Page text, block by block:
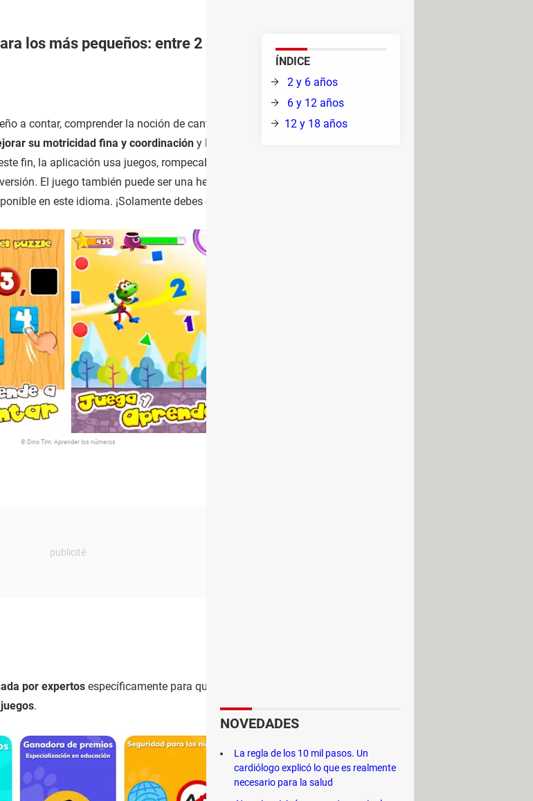
ÍNDICE
2 y 6 años
6 y 12 años
12 y 18 años
los más pequeños: entre 2 y 6
a contar, comprender la noción de cantidad,
su motricidad fina y coordinación y le sirve
fin, la aplicación usa juegos, rompecabezas
El juego también puede ser una herramienta útil para
en este idioma. ¡Solamente debes cambiárselo!
© Dino Tim: Aprender los números
por expertos específicamente para que los niños de más temprana edad
.
NOVEDADES
La regla de los 10 mil pasos. Un
cardiólogo explicó lo que es realmente
necesario para la salud